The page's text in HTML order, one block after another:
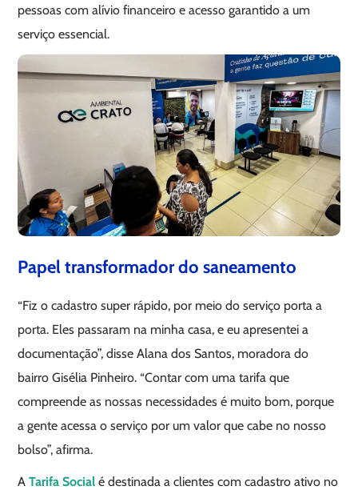
pessoas com alívio financeiro e acesso garantido a um
serviço essencial.
Papel transformador do saneamento
“Fiz o cadastro super rápido, por meio do serviço porta a
porta. Eles passaram na minha casa, e eu apresentei a
documentação”, disse Alana dos Santos, moradora do
bairro Gisélia Pinheiro. “Contar com uma tarifa que
compreende as nossas necessidades é muito bom, porque
a gente acessa o serviço por um valor que cabe no nosso
bolso”, afirma.
ATarifa Social é destinada a clientes com cadastro ativo no